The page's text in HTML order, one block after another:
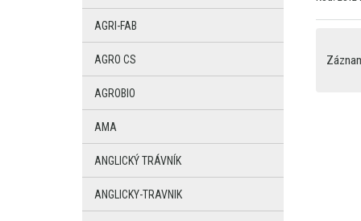
AGRI-FAB
AGRO CS
AGROBIO
AMA
ANGLICKÝ TRÁVNÍK
ANGLICKY-TRAVNIK